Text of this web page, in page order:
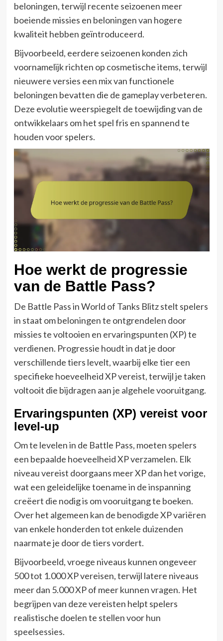
beloningen, terwijl recente seizoenen meer
boeiende missies en beloningen van hogere
kwaliteit hebben geïntroduceerd.
Bijvoorbeeld, eerdere seizoenen konden zich
voornamelijk richten op cosmetische items, terwijl
nieuwere versies een mix van functionele
beloningen bevatten die de gameplay verbeteren.
Deze evolutie weerspiegelt de toewijding van de
ontwikkelaars om het spel fris en spannend te
houden voor spelers.
Hoe werkt de progressie
van de Battle Pass?
De Battle Pass in World of Tanks Blitz stelt spelers
in staat om beloningen te ontgrendelen door
missies te voltooien en ervaringspunten (XP) te
verdienen. Progressie houdt in dat je door
verschillende tiers levelt, waarbij elke tier een
specifieke hoeveelheid XP vereist, terwijl je taken
voltooit die bijdragen aan je algehele vooruitgang.
Ervaringspunten (XP) vereist voor
level-up
Om te levelen in de Battle Pass, moeten spelers
een bepaalde hoeveelheid XP verzamelen. Elk
niveau vereist doorgaans meer XP dan het vorige,
wat een geleidelijke toename in de inspanning
creëert die nodig is om vooruitgang te boeken.
Over het algemeen kan de benodigde XP variëren
van enkele honderden tot enkele duizenden
naarmate je door de tiers vordert.
Bijvoorbeeld, vroege niveaus kunnen ongeveer
500 tot 1.000 XP vereisen, terwijl latere niveaus
meer dan 5.000 XP of meer kunnen vragen. Het
begrijpen van deze vereisten helpt spelers
realistische doelen te stellen voor hun
speelsessies.